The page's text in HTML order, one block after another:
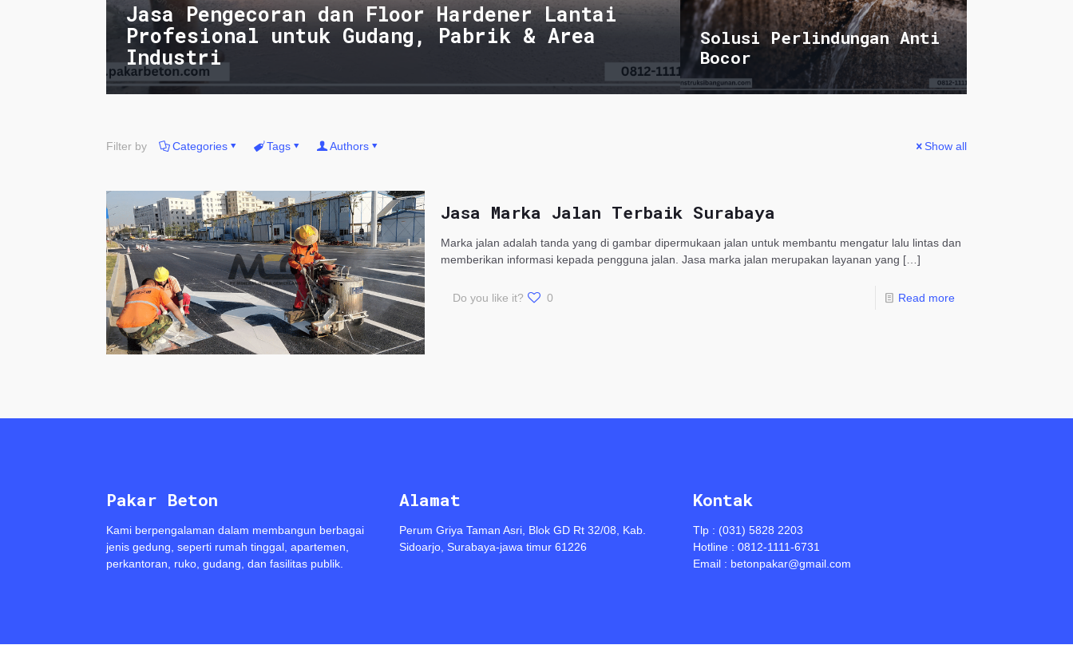
Jasa Pengecoran dan Floor Hardener Lantai
Profesional untuk Gudang, Pabrik & Area
Industri
Solusi Perlindungan Anti
Bocor
Filter by Categories Tags Authors Show all
Jasa Marka Jalan Terbaik Surabaya
Marka jalan adalah tanda yang di gambar dipermukaan jalan untuk membantu mengatur lalu lintas dan
memberikan informasi kepada pengguna jalan. Jasa marka jalan merupakan layanan yang […]
Do you like it? 0 Read more
Pakar Beton
Kami berpengalaman dalam membangun berbagai
jenis gedung, seperti rumah tinggal, apartemen,
perkantoran, ruko, gudang, dan fasilitas publik.
Alamat
Perum Griya Taman Asri, Blok GD Rt 32/08, Kab.
Sidoarjo, Surabaya-jawa timur 61226
Kontak
Tlp : (031) 5828 2203
Hotline : 0812-1111-6731
Email : betonpakar@gmail.com